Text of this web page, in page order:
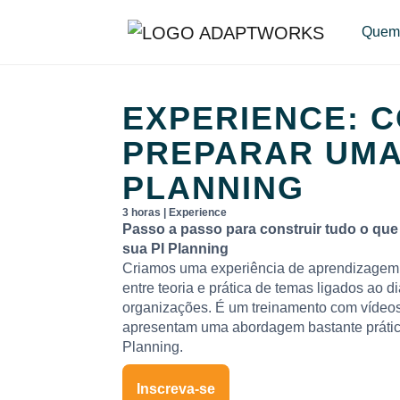
EXPERIENCE:
PREPARAR
PLANNING
3 horas | Experience
Passo a passo para construir tudo o
sua PI Planning
Criamos uma experiência de
entre teoria e prática de temas ligados ao
organizações. É um treinamento com
apresentam uma abordagem bastante
Planning.
Inscreva-se